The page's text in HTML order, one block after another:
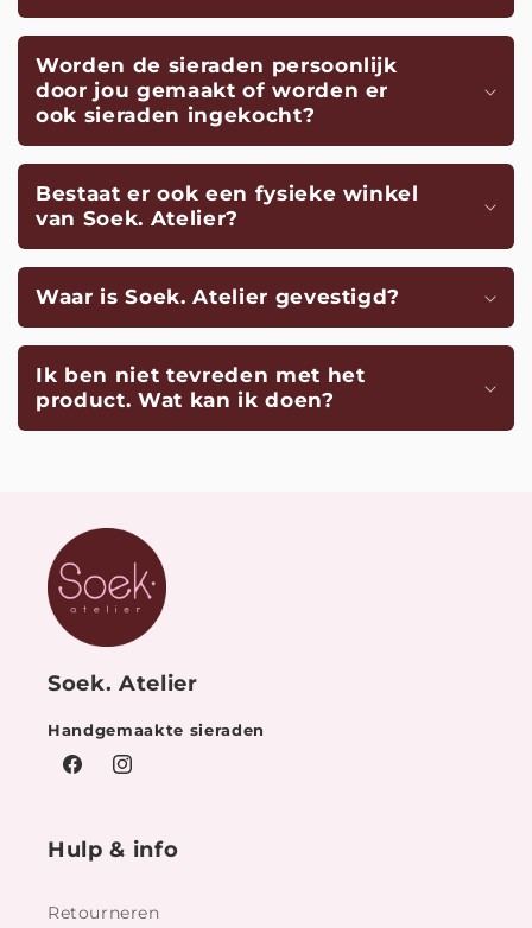
Worden de sieraden persoonlijk
door jou gemaakt of worden er
ook sieraden ingekocht?
Bestaat er ook een fysieke winkel
van Soek. Atelier?
Waar is Soek. Atelier gevestigd?
Ik ben niet tevreden met het
product. Wat kan ik doen?
Soek. Atelier
Handgemaakte sieraden
FacebookInstagram
Hulp & info
Retourneren